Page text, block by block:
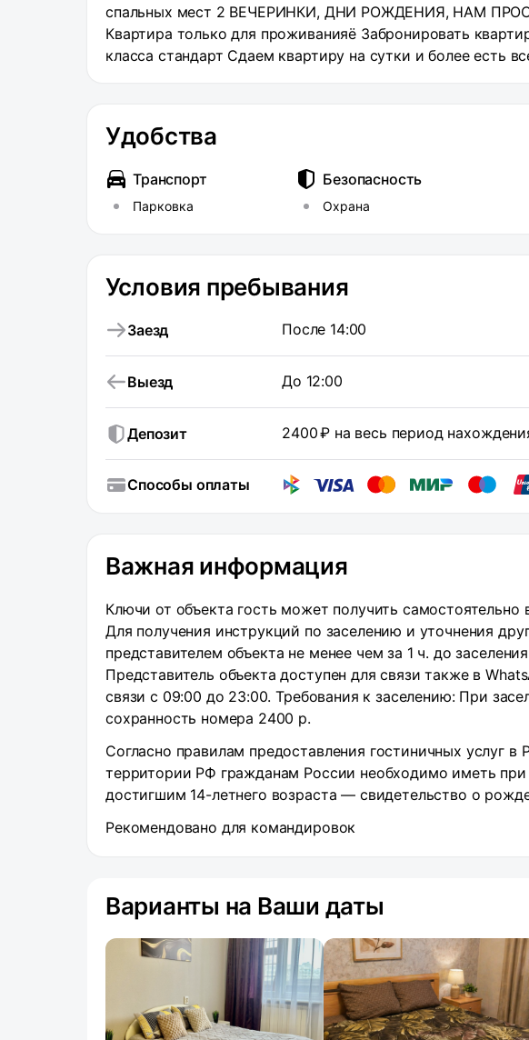
спальных мест 2 ВЕЧЕРИНКИ, ДНИ РОЖДЕНИЯ, НАМ
Квартира только для проживанияё Забронировать
класса стандарт Сдаем квартиру на сутки и более есть
Написать нам в чат Вотсап Апартаменты класса стандарт
удобства мебель современный ремонт кабельное ТВ WiFi
,областная больница,также предоставляем отчётные
РОЖДЕНИЯ, НАМ ПРОСТО ПОСИДЕТЬ ОТМЕТИТЬ -
,кооперативный университет ,областная больница,также
спальных мест 2 ВЕЧЕРИНКИ, ДНИ РОЖДЕНИЯ, НАМ
Удобства
Транспорт
Парковка
Безопасность
Охрана
Условия пребывания
Заезд После 14:00
Выезд До 12:00
Депозит 2400 ₽ на весь период
Способы оплаты
Важная информация
Ключи от объекта гость может получить самостоятельно
Для получения инструкций по заселению и уточнения
представителем объекта не менее чем за 1 ч. до
Представитель объекта доступен для связи также в
связи с 09:00 до 23:00. Требования к заселению: При
сохранность номера 2400 р.
Согласно правилам предоставления гостиничных услуг в
территории РФ гражданам России необходимо иметь
достигшим 14-летнего возраста — свидетельство о
Рекомендовано для командировок
Варианты на Ваши даты